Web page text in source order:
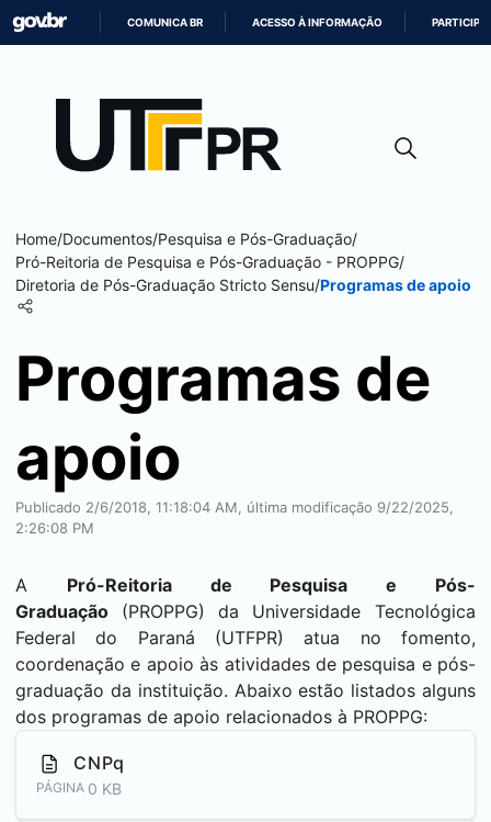
CONTEÚDO
COMUNICA BR ACESSO À INFORMAÇÃO PARTICIPE
Home/Documentos/Pesquisa e Pós-Graduação/
Pró-Reitoria de Pesquisa e Pós-Graduação - PROPPG/
Diretoria de Pós-Graduação Stricto Sensu/Programas de apoio
Programas de
apoio
Publicado 2/6/2018, 11:18:04 AM, última modificação 9/22/2025,
2:26:08 PM
A Pró-Reitoria de Pesquisa e Pós-
Graduação (PROPPG)
da Universidade Tecnológica
Federal do Paraná (UTFPR) atua no fomento,
coordenação e apoio às atividades de pesquisa e pós-
graduação da instituição. Abaixo estão listados alguns
dos programas de apoio relacionados à PROPPG:
CNPq
PÁGINA 0 KB